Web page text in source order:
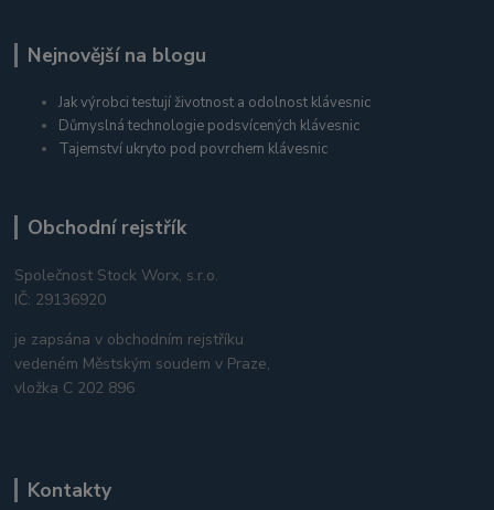
Nejnovější na blogu
Jak výrobci testují životnost a odolnost klávesnic
Důmyslná technologie podsvícených klávesnic
Tajemství ukryto pod povrchem klávesnic
Obchodní rejstřík
Společnost Stock Worx, s.r.o.
IČ: 29136920
je zapsána v obchodním rejstříku
vedeném Městským soudem v Praze,
vložka C 202 896
Kontakty